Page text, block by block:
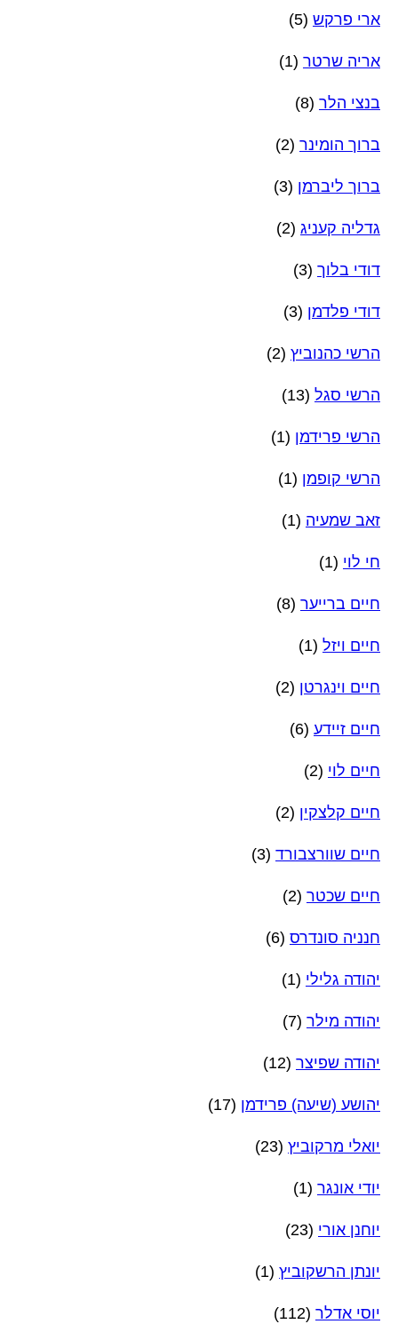
ארי פרקש (5)
אריה שרטר (1)
בנצי הלר (8)
ברוך הומינר (2)
ברוך ליברמן (3)
גדליה קעניג (2)
דודי בלוך (3)
דודי פלדמן (3)
הרשי כהנוביץ (2)
הרשי סגל (13)
הרשי פרידמן (1)
הרשי קופמן (1)
זאב שמעיה (1)
חי לוי (1)
חיים ברייער (8)
חיים ויזל (1)
חיים וינגרטן (2)
חיים זיידע (6)
חיים לוי (2)
חיים קלצקין (2)
חיים שוורצבורד (3)
חיים שכטר (2)
חנניה סונדרס (6)
יהודה גלילי (1)
יהודה מילר (7)
יהודה שפיצר (12)
יהושע (שיעה) פרידמן (17)
יואלי מרקוביץ (23)
יודי אונגר (1)
יוחנן אורי (23)
יונתן הרשקוביץ (1)
יוסי אדלר (112)